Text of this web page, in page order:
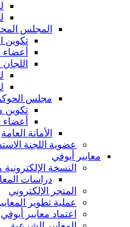
المجلس
تكوين
اللجان
مجلس
تكوين
الأمانة العامة
عضوية اللجنة
معايير أيوفي
النسخة الإلكترونية
دراسات
المتجر الإلكتروني
عملية تطوير
اعتماد معايير أيوفي